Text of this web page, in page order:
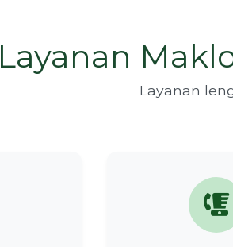
Layanan
Layanan